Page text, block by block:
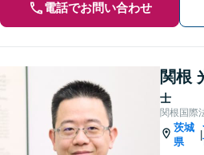
電話でお問い合わせ
関根
士
関根国際
茨城
県
|